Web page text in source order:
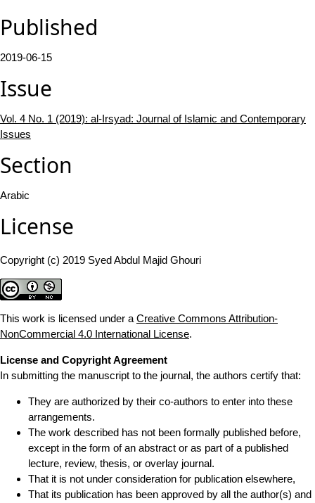
Published
2019-06-15
Issue
Vol. 4 No. 1 (2019): al-Irsyad: Journal of Islamic and Contemporary
Issues
Section
Arabic
License
Copyright (c) 2019 Syed Abdul Majid Ghouri
This work is licensed under a Creative Commons Attribution-
NonCommercial 4.0 International License.
License and Copyright Agreement
In submitting the manuscript to the journal, the authors certify that:
They are authorized by their co-authors to enter into these
arrangements.
The work described has not been formally published before,
except in the form of an abstract or as part of a published
lecture, review, thesis, or overlay journal.
That it is not under consideration for publication elsewhere,
That its publication has been approved by all the author(s) and